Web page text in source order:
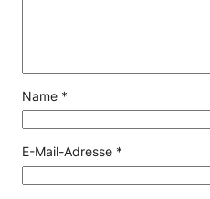
Name *
E-Mail-Adresse *